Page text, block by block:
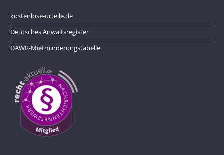
kostenlose-urteile.de
Deutsches Anwaltsregister
DAWR-Mietminderungstabelle